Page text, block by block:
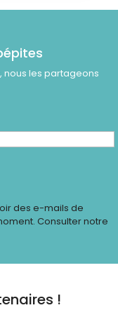
nous les partageons
des e-mails de
Consulter notre
!